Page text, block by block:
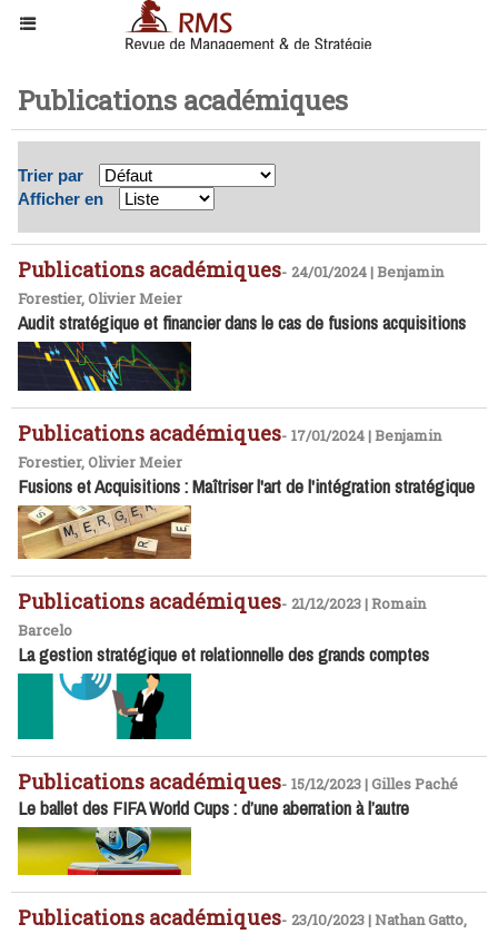
Publications académiques
Trier par
Afficher en
Publications académiques- 24/01/2024 | Benjamin
Forestier, Olivier Meier
Audit stratégique et financier dans le cas de fusions acquisitions
Publications académiques- 17/01/2024 | Benjamin
Forestier, Olivier Meier
Fusions et Acquisitions : Maîtriser l'art de l'intégration stratégique
Publications académiques- 21/12/2023 | Romain
Barcelo
La gestion stratégique et relationnelle des grands comptes
Publications académiques- 15/12/2023 | Gilles Paché
Le ballet des FIFA World Cups : d’une aberration à l’autre
Publications académiques- 23/10/2023 | Nathan Gatto,